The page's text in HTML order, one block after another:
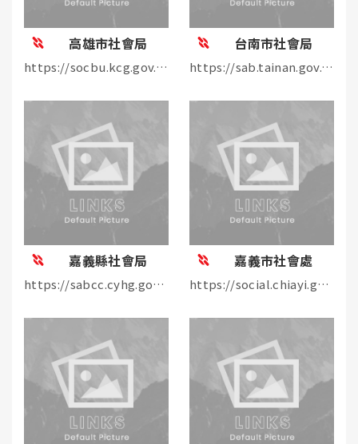
高雄市社會局
https://socbu.kcg.gov.tw/index.php
台南市社會局
https://sab.tainan.gov.tw/
嘉義縣社會局
https://sabcc.cyhg.gov.tw/Default.aspx
嘉義市社會處
https://social.chiayi.gov.tw/